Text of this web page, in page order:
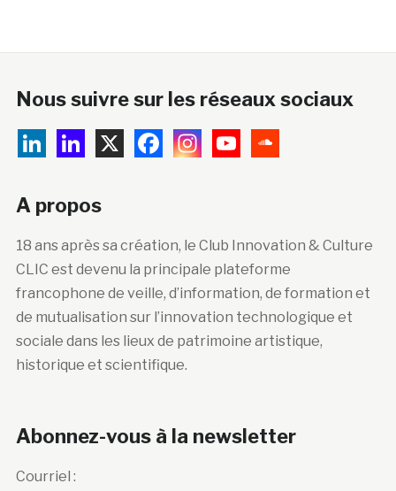
Nous suivre sur les réseaux sociaux
A propos
18 ans après sa création, le Club Innovation & Culture
CLIC est devenu la principale plateforme
francophone de veille, d’information, de formation et
de mutualisation sur l’innovation technologique et
sociale dans les lieux de patrimoine artistique,
historique et scientifique.
Abonnez-vous à la newsletter
Courriel :